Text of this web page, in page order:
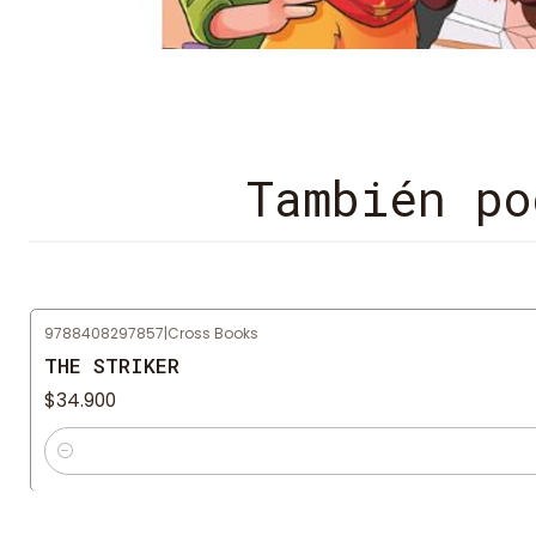
También
9788408297857|Cross Books
THE STRIKER
$34.900
Cantidad